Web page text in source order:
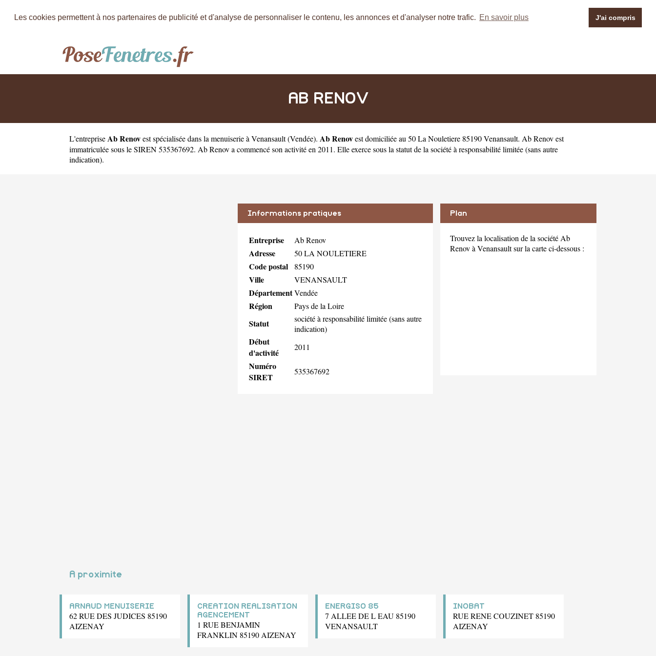
Les cookies permettent à nos partenaires de publicité et d'analyse de personnaliser le contenu, les annonces et d'analyser notre trafic. En savoir plus J'ai compris
AB RENOV
L'entreprise Ab Renovestspécialisée dans la menuiserie à Venansault(Vendée). Ab Renovest domiciliée au 50 La Nouletiere 85190 Venansault. Ab Renov est
immatriculée sous le SIREN 535367692. Ab Renov a commencé son activité en 2011. Elle exerce sous la statut de la société à responsabilité limitée (sans autre
indication).
Informations pratiques
Entreprise Ab Renov
Adresse 50 LA NOULETIERE
Code postal 85190
Ville VENANSAULT
DépartementVendée
Région Pays de la Loire
Statut
société à responsabilité limitée (sans autre
indication)
Début
d'activité
2011
Numéro
SIRET
535367692
Plan
Trouvez la localisation de la société Ab
Renov à Venansault sur la carte ci-dessous :
A proximite
ARNAUD MENUISERIE
62 RUE DES JUDICES 85190
AIZENAY
CREATION REALISATION
AGENCEMENT
1 RUE BENJAMIN
FRANKLIN 85190 AIZENAY
ENERGISO 85
7 ALLEE DE L EAU 85190
VENANSAULT
INOBAT
RUE RENE COUZINET 85190
AIZENAY